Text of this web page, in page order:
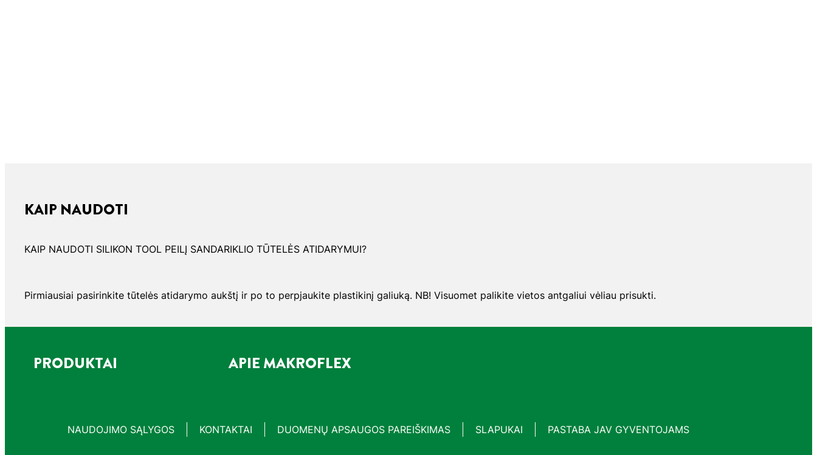
KAIP NAUDOTI
KAIP NAUDOTI SILIKON TOOL PEILĮ SANDARIKLIO TŪTELĖS ATIDARYMUI?
Pirmiausiai pasirinkite tūtelės atidarymo aukštį ir po to perpjaukite plastikinį galiuką. NB! Visuomet palikite vietos antgaliui vėliau prisukti.
PRODUKTAI APIE MAKROFLEX
NAUDOJIMO SĄLYGOS KONTAKTAI DUOMENŲ APSAUGOS PAREIŠKIMAS SLAPUKAI PASTABA JAV GYVENTOJAMS